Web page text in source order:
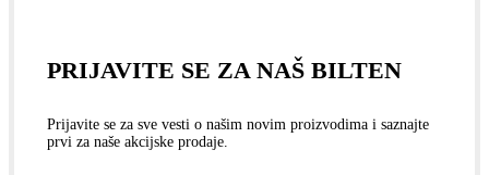
PRIJAVITE SE ZA NAŠ BILTEN
Prijavite se za sve vesti o našim novim proizvodima i saznajte
prvi za naše akcijske prodaje.